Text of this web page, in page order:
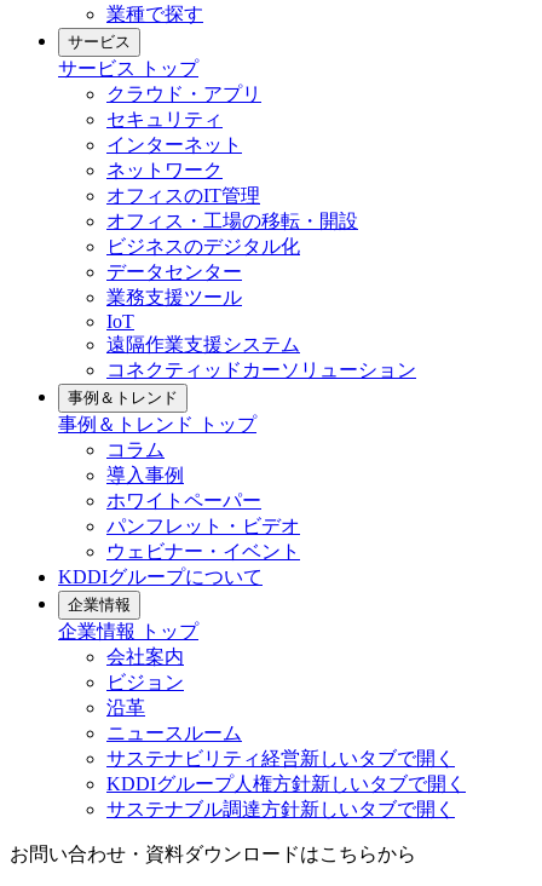
業種で探す
サービス
サービス
トップ
クラウド・アプリ
セキュリティ
インターネット
ネットワーク
オフィスのIT管理
オフィス・工場の移転・開設
ビジネスのデジタル化
データセンター
業務支援ツール
IoT
遠隔作業支援システム
コネクティッドカーソリューション
事例＆トレンド
事例＆トレンド
トップ
コラム
導入事例
ホワイトペーパー
パンフレット・ビデオ
ウェビナー・イベント
KDDIグループについて
企業情報
企業情報
トップ
会社案内
ビジョン
沿革
ニュースルーム
サステナビリティ経営新しいタブで開く
KDDIグループ人権方針新しいタブで開く
サステナブル調達方針新しいタブで開く
お問い合わせ・資料ダウンロードはこちらから